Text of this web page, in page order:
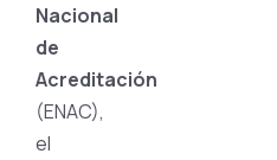
Nacional
de
Acreditación
(ENAC),
el